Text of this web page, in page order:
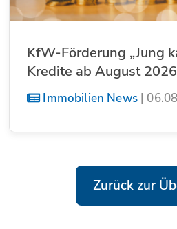
KfW-Förderung „Jung
Kredite ab August 2026
Immobilien News|
Zurück zur